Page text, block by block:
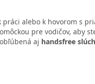
alebo k hovorom s
pre vodičov, aby
aj handsfree